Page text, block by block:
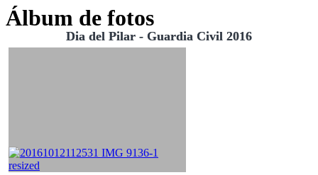
Álbum de fotos
Dia del Pilar - Guardia Civil 2016